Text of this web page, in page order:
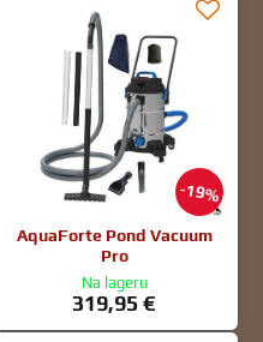
19%
AquaForte Pond Vacuum
Pro
Na lageru
319,95 €